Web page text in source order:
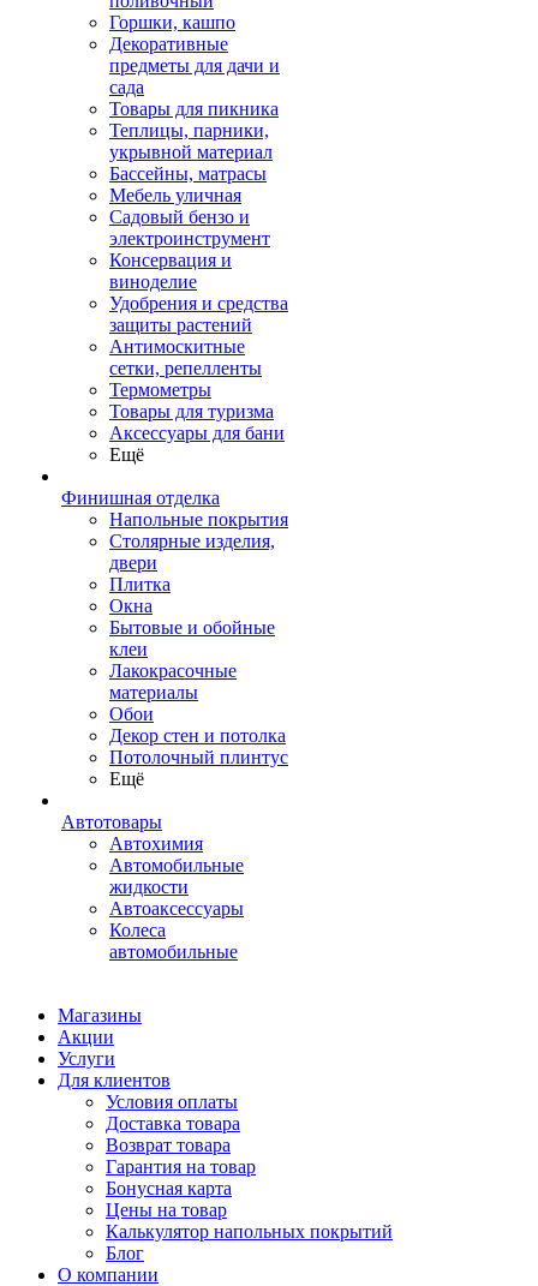
Горшки, кашпо
Декоративные
предметы для дачи и
сада
Товары для пикника
Теплицы, парники,
укрывной материал
Бассейны, матрасы
Мебель уличная
Садовый бензо и
электроинструмент
Консервация и
виноделие
Удобрения и средства
защиты растений
Антимоскитные
сетки, репелленты
Термометры
Товары для туризма
Аксессуары для бани
Ещё
Финишная отделка
Напольные покрытия
Столярные изделия,
двери
Плитка
Окна
Бытовые и обойные
клеи
Лакокрасочные
материалы
Обои
Декор стен и потолка
Потолочный плинтус
Ещё
Автотовары
Автохимия
Автомобильные
жидкости
Автоаксессуары
Колеса
автомобильные
Магазины
Акции
Услуги
Для клиентов
Условия оплаты
Доставка товара
Возврат товара
Гарантия на товар
Бонусная карта
Цены на товар
Калькулятор напольных покрытий
Блог
О компании